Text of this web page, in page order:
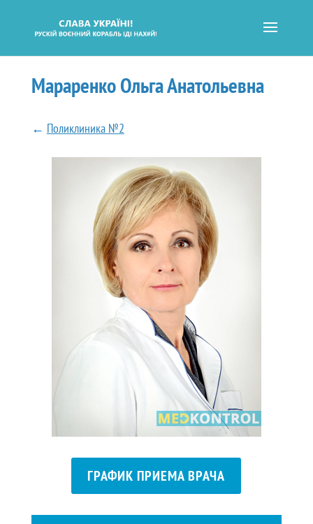
Мараренко Ольга Анатольевна
← Поликлиника №2
ГРАФИК ПРИЕМА ВРАЧА